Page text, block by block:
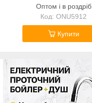
Оптом і в роздріб
ONU5912
Купити